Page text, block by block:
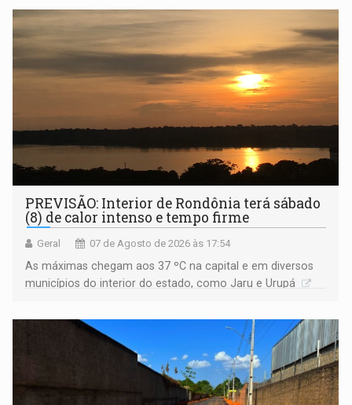
PREVISÃO: Interior de Rondônia terá sábado
(8) de calor intenso e tempo firme
Geral 07 de Agosto de 2026 às 17:54
As máximas chegam aos 37 ºC na capital e em diversos
municípios do interior do estado, como Jaru e Urupá